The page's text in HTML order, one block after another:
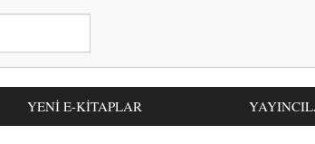
YENİ E-KİTAPLAR